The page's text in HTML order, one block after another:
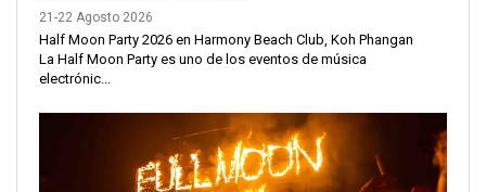
21-22 Agosto 2026
Half Moon Party 2026 en Harmony Beach Club, Koh Phangan
La Half Moon Party es uno de los eventos de música
electrónic...